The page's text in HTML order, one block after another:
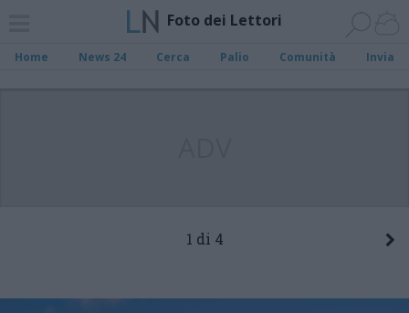
Foto dei Lettori
Home News 24 Cerca Palio Comunità Invia
1 di 4